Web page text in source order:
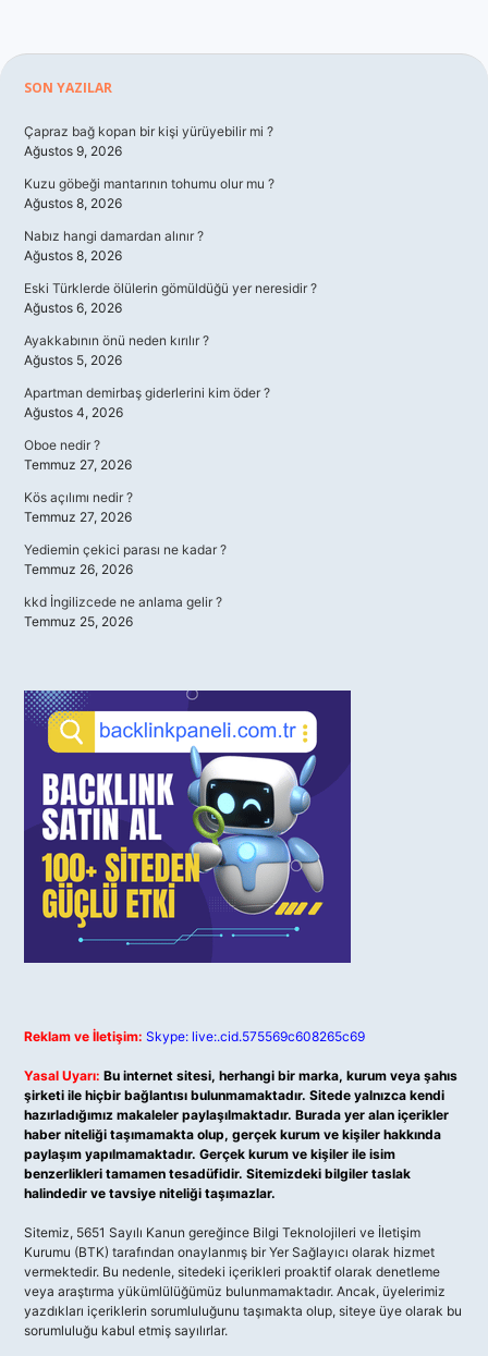
Sidebar
SON YAZILAR
Çapraz bağ kopan bir kişi yürüyebilir mi ?
Ağustos 9, 2026
Kuzu göbeği mantarının tohumu olur mu ?
Ağustos 8, 2026
Nabız hangi damardan alınır ?
Ağustos 8, 2026
Eski Türklerde ölülerin gömüldüğü yer neresidir ?
Ağustos 6, 2026
Ayakkabının önü neden kırılır ?
Ağustos 5, 2026
Apartman demirbaş giderlerini kim öder ?
Ağustos 4, 2026
Oboe nedir ?
Temmuz 27, 2026
Kös açılımı nedir ?
Temmuz 27, 2026
Yediemin çekici parası ne kadar ?
Temmuz 26, 2026
kkd İngilizcede ne anlama gelir ?
Temmuz 25, 2026
Reklam ve İletişim: Skype: live:.cid.575569c608265c69
Yasal Uyarı: Bu internet sitesi, herhangi bir marka, kurum veya şahıs
şirketi ile hiçbir bağlantısı bulunmamaktadır. Sitede yalnızca kendi
hazırladığımız makaleler paylaşılmaktadır. Burada yer alan içerikler
haber niteliği taşımamakta olup, gerçek kurum ve kişiler hakkında
paylaşım yapılmamaktadır. Gerçek kurum ve kişiler ile isim
benzerlikleri tamamen tesadüfidir. Sitemizdeki bilgiler taslak
halindedir ve tavsiye niteliği taşımazlar.
Sitemiz, 5651 Sayılı Kanun gereğince Bilgi Teknolojileri ve İletişim
Kurumu (BTK) tarafından onaylanmış bir Yer Sağlayıcı olarak hizmet
vermektedir. Bu nedenle, sitedeki içerikleri proaktif olarak denetleme
veya araştırma yükümlülüğümüz bulunmamaktadır. Ancak, üyelerimiz
yazdıkları içeriklerin sorumluluğunu taşımakta olup, siteye üye olarak bu
sorumluluğu kabul etmiş sayılırlar.